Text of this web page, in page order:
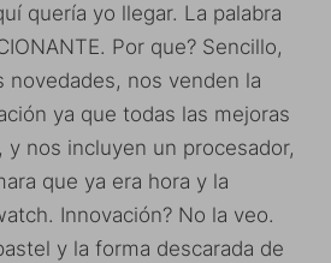
quería yo llegar. La palabra
Por que? Sencillo,
novedades, nos venden la
ya que todas las mejoras
y nos incluyen un procesador,
que ya era hora y la
Innovación? No la veo.
y la forma descarada de